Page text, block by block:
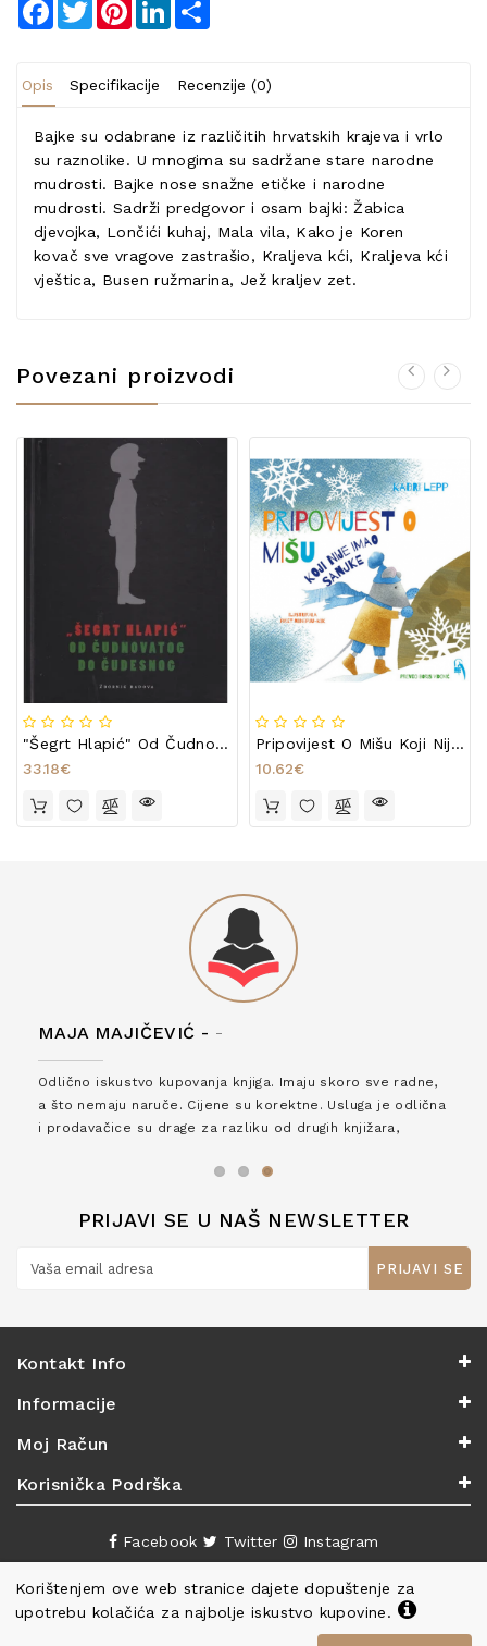
Opis Specifikacije Recenzije (0)
Bajke su odabrane iz različitih hrvatskih krajeva i vrlo
su raznolike. U mnogima su sadržane stare narodne
mudrosti. Bajke nose snažne etičke i narodne
mudrosti. Sadrži predgovor i osam bajki: Žabica
djevojka, Lončići kuhaj, Mala vila, Kako je Koren
kovač sve vragove zastrašio, Kraljeva kći, Kraljeva kći
vještica, Busen ružmarina, Jež kraljev zet.
Povezani proizvodi
"Šegrt Hlapić" Od Čudnovatog Do Čudesnog
33.18€
Pripovijest O Mišu Koji Nije Imao Sanjke
10.62€
Korištenjem ove web stranice dajete dopuštenje za
upotrebu kolačića za najbolje iskustvo kupovine.
MAJA MAJIČEVIĆ - -
Odlično iskustvo kupovanja knjiga. Imaju skoro sve radne,
a što nemaju naruče. Cijene su korektne. Usluga je odlična
i prodavačice su drage za razliku od drugih knjižara,
PRIJAVI SE U NAŠ NEWSLETTER
PRIJAVI SE
Kontakt Info
Informacije
Moj Račun
Korisnička Podrška
Facebook Twitter Instagram